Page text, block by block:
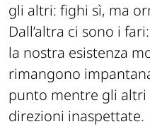
gli altri: fighi sì, ma
Dall’altra ci sono i
la nostra esistenza
rimangono
punto mentre gli altri
direzioni inaspettate.